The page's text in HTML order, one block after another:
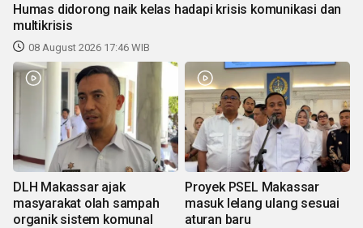
Humas didorong naik kelas hadapi krisis komunikasi dan
multikrisis
08 August 2026 17:46 WIB
DLH Makassar ajak
masyarakat olah sampah
organik sistem komunal
Proyek PSEL Makassar
masuk lelang ulang sesuai
aturan baru